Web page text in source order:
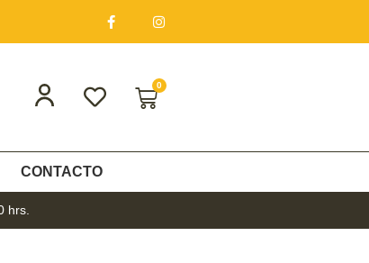
0
CONTACTO
hrs.